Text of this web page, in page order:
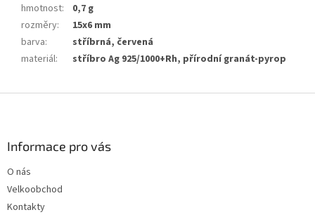
hmotnost:
0,7 g
rozměry:
15x6 mm
barva:
stříbrná, červená
materiál: stříbro Ag 925/1000+Rh, přírodní granát-pyrop
Informace pro vás
O nás
Velkoobchod
Kontakty